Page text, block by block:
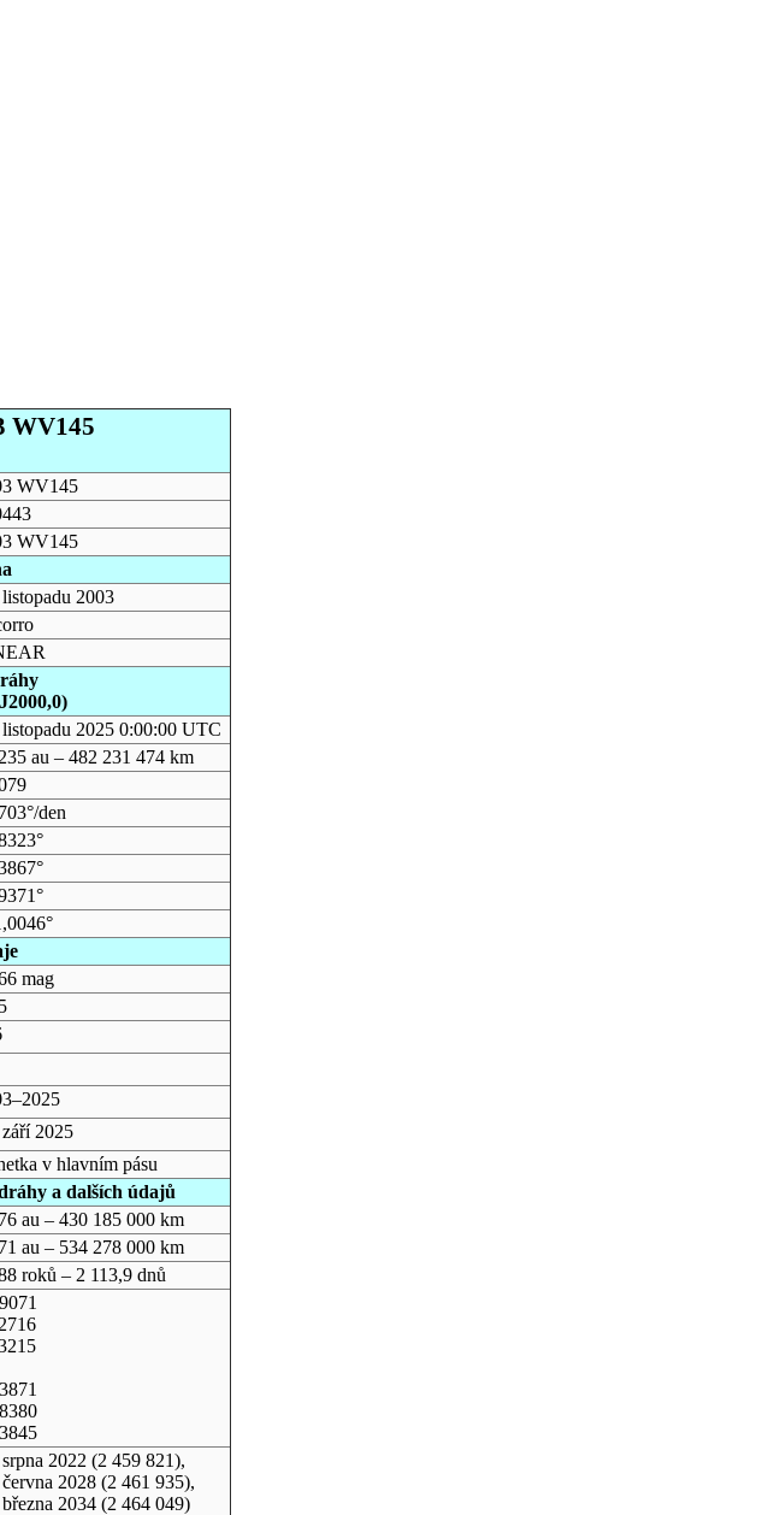
WV145
WV145
WV145
2003
listopadu 2025 0:00:00 UTC
au – 482 231 474 km
den
mag
2025
v hlavním pásu
a dalších údajů
au – 430 185 000 km
au – 534 278 000 km
roků – 2 113,9 dnů
2022 (2 459 821),
2028(2 461 935),
2034(2 464 049)